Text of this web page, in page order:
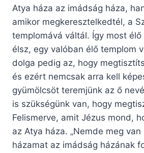
Atya háza az imádság háza,
amikor megkeresztelkedtél, a
templomává váltál. Így most
élsz, egy valóban élő templom
dolga pedig az, hogy
és ezért nemcsak arra kell
gyümölcsöt teremjünk az ő
is szükségünk van, hogy
Felismerve, amit Jézus mond,
az Atya háza. „Nemde meg van
házamat az imádság házának